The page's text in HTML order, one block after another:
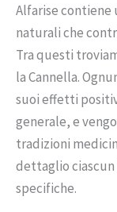
Alfarise contiene
naturali che
Tra questi
la Cannella.
suoi effetti
generale, e
tradizioni
dettaglio
specifiche.